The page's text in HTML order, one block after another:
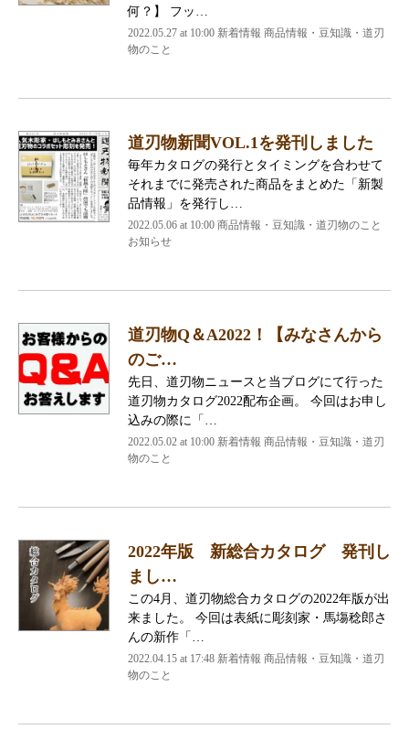
何？】 フッ…
2022.05.27 at 10:00 新着情報 商品情報・豆知識・道刃
物のこと
道刃物新聞VOL.1を発刊しました
毎年カタログの発行とタイミングを合わせて
それまでに発売された商品をまとめた「新製
品情報」を発行し…
2022.05.06 at 10:00 商品情報・豆知識・道刃物のこと
お知らせ
道刃物Q＆A2022！【みなさんから
のご…
先日、道刃物ニュースと当ブログにて行った
道刃物カタログ2022配布企画。 今回はお申し
込みの際に「…
2022.05.02 at 10:00 新着情報 商品情報・豆知識・道刃
物のこと
2022年版 新総合カタログ 発刊し
まし…
この4月、道刃物総合カタログの2022年版が出
来ました。 今回は表紙に彫刻家・馬塲稔郎さ
んの新作「…
2022.04.15 at 17:48 新着情報 商品情報・豆知識・道刃
物のこと